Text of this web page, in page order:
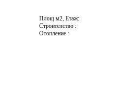
Площ м2, Етаж:
Строителство :
Отопление :